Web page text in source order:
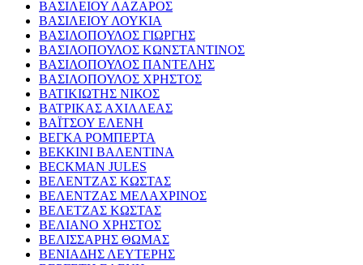
ΒΑΣΙΛΕΙΟΥ ΛΑΖΑΡΟΣ
ΒΑΣΙΛΕΙΟΥ ΛΟΥΚΙΑ
ΒΑΣΙΛΟΠΟΥΛΟΣ ΓΙΩΡΓΗΣ
ΒΑΣΙΛΟΠΟΥΛΟΣ ΚΩΝΣΤΑΝΤΙΝΟΣ
ΒΑΣΙΛΟΠΟΥΛΟΣ ΠΑΝΤΕΛΗΣ
ΒΑΣΙΛΟΠΟΥΛΟΣ ΧΡΗΣΤΟΣ
ΒΑΤΙΚΙΩΤΗΣ ΝΙΚΟΣ
ΒΑΤΡΙΚΑΣ ΑΧΙΛΛΕΑΣ
ΒΑΪΤΣΟΥ ΕΛΕΝΗ
ΒΕΓΚΑ ΡΟΜΠΕΡΤΑ
ΒΕΚΚΙΝΙ ΒΑΛΕΝΤΙΝΑ
BECKMAN JULES
ΒΕΛΕΝΤΖΑΣ ΚΩΣΤΑΣ
ΒΕΛΕΝΤΖΑΣ ΜΕΛΑΧΡΙΝΟΣ
ΒΕΛΕΤΖΑΣ ΚΩΣΤΑΣ
ΒΕΛΙΑΝΟ ΧΡΗΣΤΟΣ
ΒΕΛΙΣΣΑΡΗΣ ΘΩΜΑΣ
ΒΕΝΙΑΔΗΣ ΛΕΥΤΕΡΗΣ